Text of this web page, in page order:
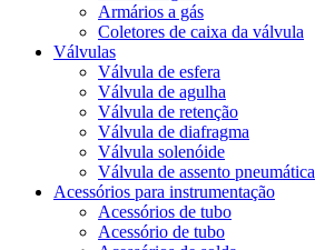
Armários a gás
Coletores de caixa da válvula
Válvulas
Válvula de esfera
Válvula de agulha
Válvula de retenção
Válvula de diafragma
Válvula solenóide
Válvula de assento pneumática
Acessórios para instrumentação
Acessórios de tubo
Acessório de tubo